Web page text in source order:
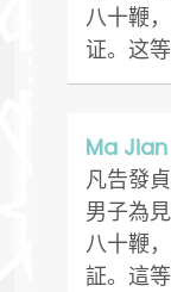
八十鞭
证。这
Ma
凡告發
男子為
八十鞭
証。這